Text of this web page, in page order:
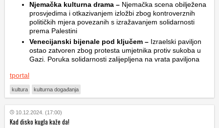
Njemačka kulturna drama – Njemačka scena obilježena
prosvjedima i otkazivanjem izložbi zbog kontroverznih
političkih mjera povezanih s izražavanjem solidarnosti
prema Palestini
Venecijanski bijenale pod ključem – Izraelski paviljon
ostao zatvoren zbog protesta umjetnika protiv sukoba u
Gazi. Poruka solidarnosti zalijepljena na vrata paviljona
tportal
kultura kulturna događanja
10.12.2024. (17:00)
Kad disko kugla kaže da!